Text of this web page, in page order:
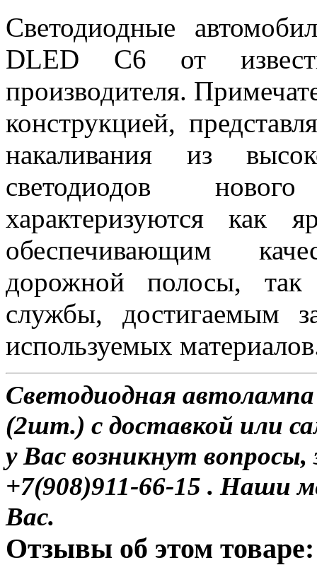
Светодиодные
DLED C6 от
производителя.
конструкцией,
накаливания из
светодиодов
характеризуются
обеспечивающим
дорожной полосы,
службы, достигаемым
используемых
Светодиодная
(2шт.) с доставкой или
у Вас возникнут
+7(908)911-66-15 . Наши
Вас.
Отзывы об этом товаре: